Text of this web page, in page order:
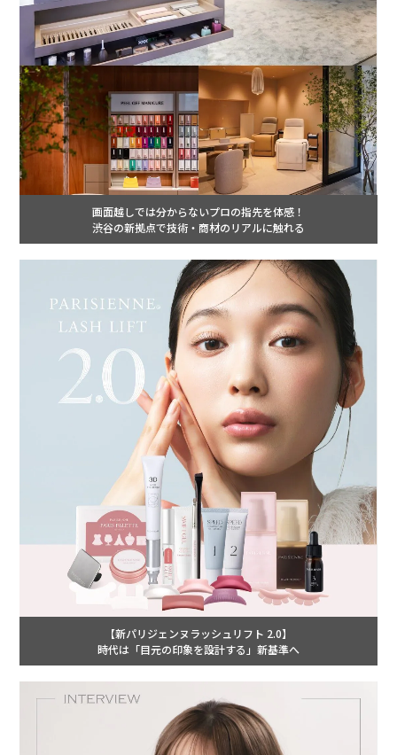
画面越しでは分からないプロの指先を体感！
渋谷の新拠点で技術・商材のリアルに触れる
【新パリジェンヌラッシュリフト 2.0】
時代は「目元の印象を設計する」新基準へ